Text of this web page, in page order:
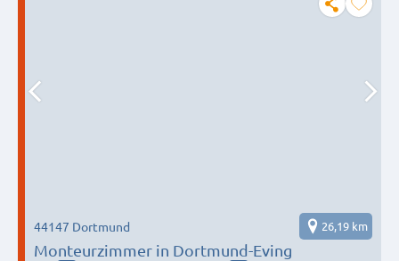
Monteurzimmer in Dortmund-Eving
44147 Dortmund 26,19 km